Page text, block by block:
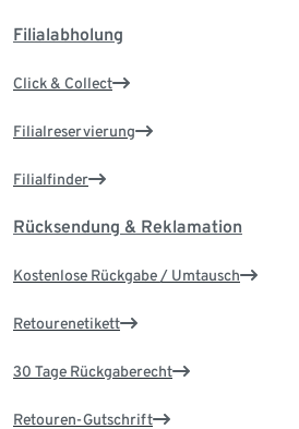
Filialabholung
Click & Collect
Filialreservierung
Filialfinder
Rücksendung & Reklamation
Kostenlose Rückgabe / Umtausch
Retourenetikett
30 Tage Rückgaberecht
Retouren-Gutschrift